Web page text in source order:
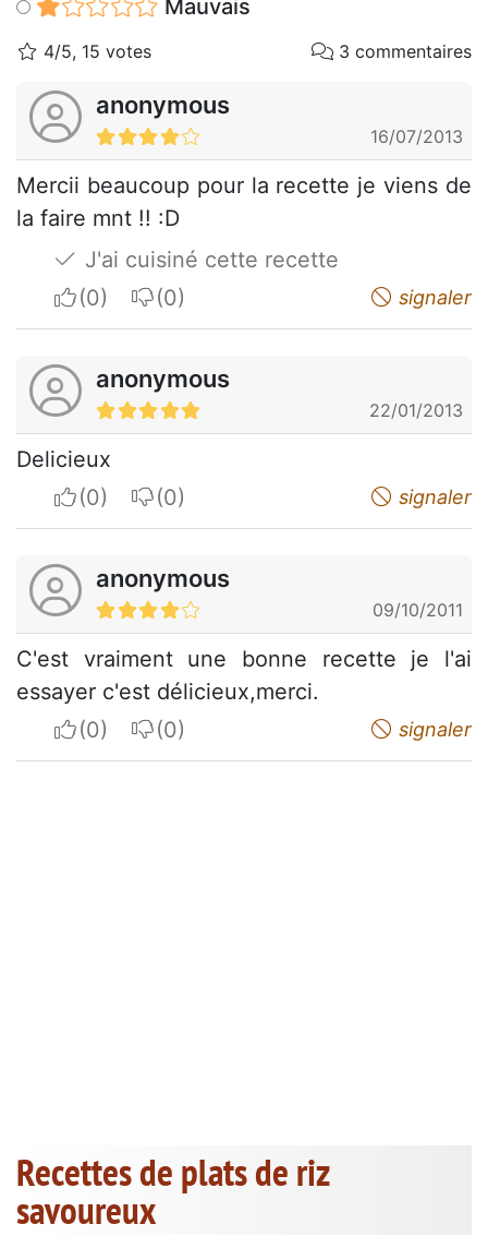
Mauvais
4/5, 15 votes 3 commentaires
anonymous
16/07/2013
Mercii beaucoup pour la recette je viens de
la faire mnt !! :D
J'ai cuisiné cette recette
I apreciateI do not appreciate signaler
anonymous
22/01/2013
Delicieux
I apreciateI do not appreciate signaler
anonymous
09/10/2011
C'est vraiment une bonne recette je l'ai
essayer c'est délicieux,merci.
I apreciateI do not appreciate signaler
Recettes de plats de riz
savoureux